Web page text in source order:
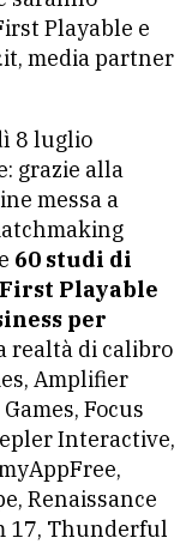
Playable e
media partner
8 luglio
grazie alla
messa a
60 studi di
Playable
per
realtà di calibro
Amplifier
Focus
Interactive,
Renaissance
17, Thunderful